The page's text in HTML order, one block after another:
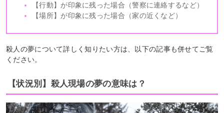
【行動】が印象に残った場合（警察に連絡するなど）
【場所】が印象に残った場合（家の近くなど）
殺人の夢について詳しく知りたい方は、以下の記事も併せてご覧
ください。
【状況別】殺人現場の夢の意味は？